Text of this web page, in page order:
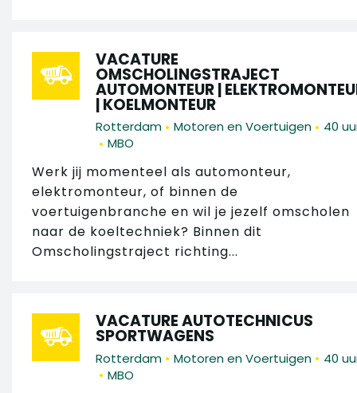
VACATURE
OMSCHOLINGSTRAJECT
AUTOMONTEUR |
| KOELMONTEUR
Rotterdam • Motoren en Voertuigen • 40
• MBO
Werk jij momenteel als automonteur,
elektromonteur, of binnen de
voertuigenbranche en wil je jezelf omscholen
naar de koeltechniek? Binnen dit
Omscholingstraject richting...
VACATURE AUTOTECHNICUS
SPORTWAGENS
Rotterdam • Motoren en Voertuigen • 40
• MBO